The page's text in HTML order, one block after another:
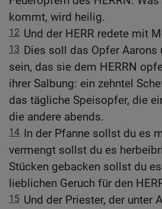
kommt, wird heilig.
12 Und der HERR redete mit
13 Dies soll das Opfer Aarons
sein, das sie dem HERRN
ihrer Salbung: ein zehntel
das tägliche Speisopfer, die
die andere abends.
14 In der Pfanne sollst du es
vermengt sollst du es
Stücken gebacken sollst du
lieblichen Geruch für den
15 Und der Priester, der unter